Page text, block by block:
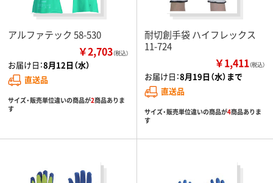
アルファテック 58-530
￥2,703（税込）
お届け日：8月12日（水）
直送品
サイズ・販売単位違いの商品が2商品ありま
す
耐切創手袋 ハイフレックス
11-724
￥1,411（税込）
お届け日：8月19日（水）まで
直送品
サイズ・販売単位違いの商品が4商品ありま
す